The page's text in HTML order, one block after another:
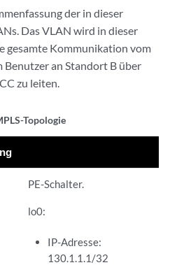
der in dieser
Das VLAN wird in dieser
gesamte Kommunikation vom
Benutzer an Standort B über
zu leiten.
Topologie
PE-Schalter.
lo0:
IP-Adresse:
130.1.1.1/32